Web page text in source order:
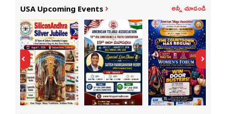
USA Upcoming Events అన్నీ చూడండి